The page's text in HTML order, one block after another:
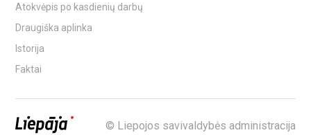
Atokvėpis po kasdienių darbų
Draugiška aplinka
Istorija
Faktai
© Liepojos savivaldybės administracija